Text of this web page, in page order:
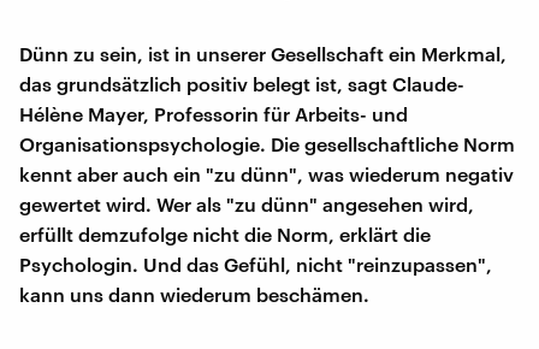
Dünn zu sein, ist in unserer Gesellschaft ein Merkmal,
das grundsätzlich positiv belegt ist, sagt Claude-
Hélène Mayer, Professorin für Arbeits- und
Organisationspsychologie. Die gesellschaftliche Norm
kennt aber auch ein "zu dünn", was wiederum negativ
gewertet wird. Wer als "zu dünn" angesehen wird,
erfüllt demzufolge nicht die Norm, erklärt die
Psychologin. Und das Gefühl, nicht "reinzupassen",
kann uns dann wiederum beschämen.